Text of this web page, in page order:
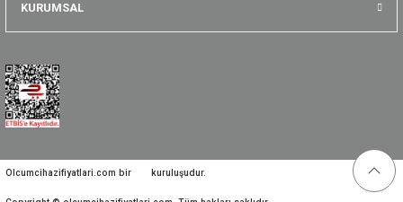
KURUMSAL
Olcumcihazifiyatlari.com bir kuruluşudur.